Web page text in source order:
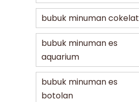
bubuk minuman cokelat
bubuk minuman es
aquarium
bubuk minuman es
botolan